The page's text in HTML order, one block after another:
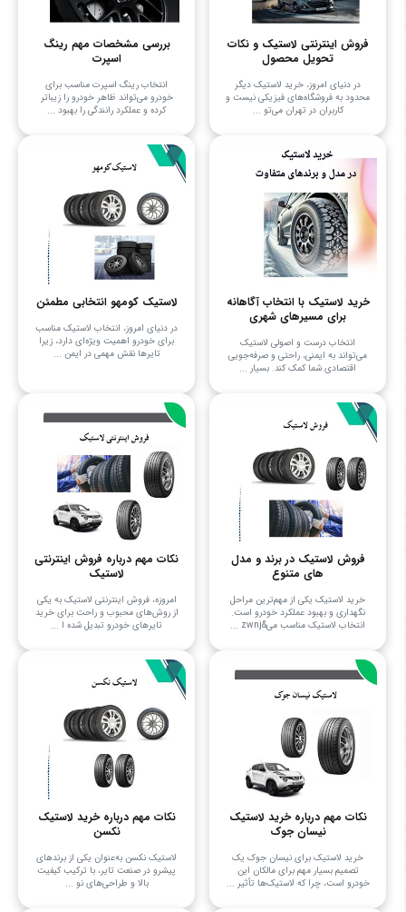
فروش اینترنتی لاستیک و نکات
تحویل محصول
در دنیای امروز، خرید لاستیک دیگر
محدود به فروشگاه‌های فیزیکی نیست و
کاربران در تهران می‌تو ...
بررسی مشخصات مهم رینگ
اسپرت
انتخاب رینگ اسپرت مناسب برای
خودرو می‌تواند ظاهر خودرو را زیباتر
کرده و عملکرد رانندگی را بهبود ...
خرید لاستیک با انتخاب آگاهانه
برای مسیرهای شهری
انتخاب درست و اصولی لاستیک
می‌تواند به ایمنی، راحتی و صرفه‌جویی
اقتصادی شما کمک کند. بسیار ...
لاستیک کومهو انتخابی مطمئن
در دنیای امروز، انتخاب لاستیک مناسب
برای خودرو اهمیت ویژه‌ای دارد، زیرا
تایرها نقش مهمی در ایمن ...
فروش لاستیک در برند و مدل
های متنوع
خرید لاستیک یکی از مهم‌ترین مراحل
نگهداری و بهبود عملکرد خودرو است.
انتخاب لاستیک مناسب می&zwnj ...
نکات مهم درباره فروش اینترنتی
لاستیک
امروزه، فروش اینترنتی لاستیک به یکی
از روش‌های محبوب و راحت برای خرید
تایرهای خودرو تبدیل شده ا ...
نکات مهم درباره خرید لاستیک
نیسان جوک
خرید لاستیک برای نیسان جوک یک
تصمیم بسیار مهم برای مالکان این
خودرو است، چرا که لاستیک‌ها تأثیر ...
نکات مهم درباره خرید لاستیک
نکسن
لاستیک نکسن به‌عنوان یکی از برندهای
پیشرو در صنعت تایر، با ترکیب کیفیت
بالا و طراحی‌های نو ...